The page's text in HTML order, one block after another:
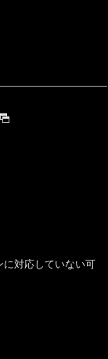
に対応していない可